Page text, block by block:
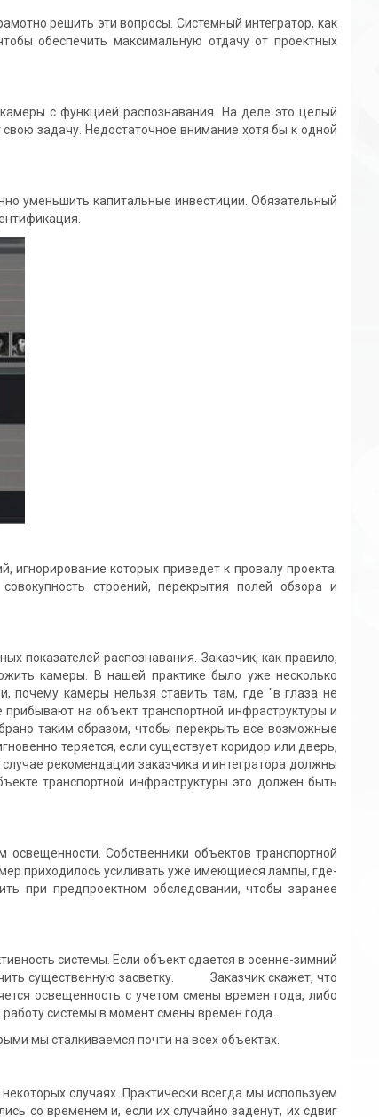
решить эти вопросы. Системный интегратор, как
обеспечить максимальную отдачу от проектных
с функцией распознавания. На деле это целый
задачу. Недостаточное внимание хотя бы к одной
уменьшить капитальные инвестиции. Обязательный
которых приведет к провалу проекта.
строений, перекрытия полей обзора и
распознавания. Заказчик, как правило,
камеры. В нашей практике было уже несколько
почему камеры нельзя ставить там, где "в глаза не
на объект транспортной инфраструктуры и
таким образом, чтобы перекрыть все возможные
теряется, если существует коридор или дверь,
рекомендации заказчика и интегратора должны
транспортной инфраструктуры это должен быть
Собственники объектов транспортной
приходилось усиливать уже имеющиеся лампы, где-
при предпроектном обследовании, чтобы заранее
системы. Если объект сдается в осенне-зимний
существенную засветку. Заказчик скажет, что
освещенность с учетом смены времен года, либо
системы в момент смены времен года.
мы сталкиваемся почти на всех объектах.
случаях. Практически всегда мы используем
со временем и, если их случайно заденут, их сдвиг